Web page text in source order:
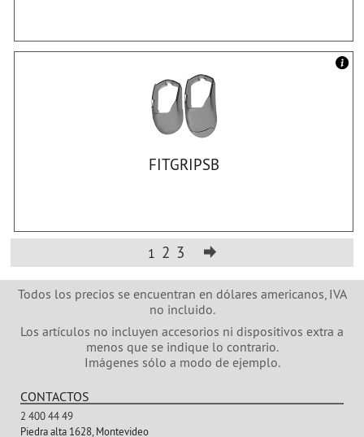
FITGRIPSB
1 2 3
Todos los precios se encuentran en dólares americanos, IVA
no incluido.
Los artículos no incluyen accesorios ni dispositivos extra a
menos que se indique lo contrario.
Imágenes sólo a modo de ejemplo.
CONTACTOS
2 400 44 49
Piedra alta 1628, Montevideo